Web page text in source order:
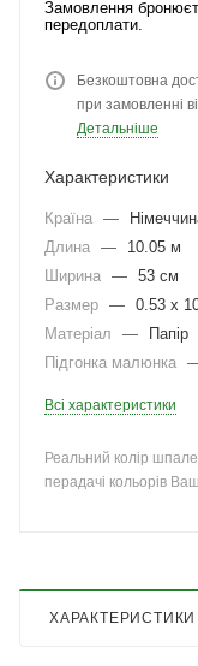
Замовлення
передоплати.
Безкоштовна
при замовленні
Детальніше
Характеристики
Країна —
Длина —
10.05 м
Ширина — 53 см
Размер — 0.53 x
Матеріал
—
Папір
Підгонка малюнка
Всі характеристики
Реальний колір
перадачі кольорів
ХАРАКТЕРИСТИКИ